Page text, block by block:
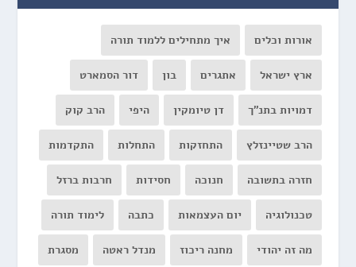
אורות וכלים איך מתחילים ללמוד תורה
ארץ ישראל אתגרים בון דור הסמארט
דמויות בתנ"ך דן טיומקין היפי הרב קוק
הרב שטיינזלץ התחזקות התחלות התקדמות
חזרה בתשובה חנוכה חסידות חרבות ברזל
טכנולוגיה יום העצמאות כתבה לימוד תורה
מה זה יהודי מחנה ריכוז מנדל ראטה מסגרת